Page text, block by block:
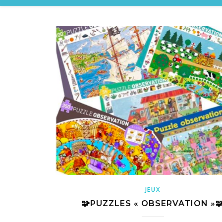
JEUX
🧩PUZZLES « OBSERVATION